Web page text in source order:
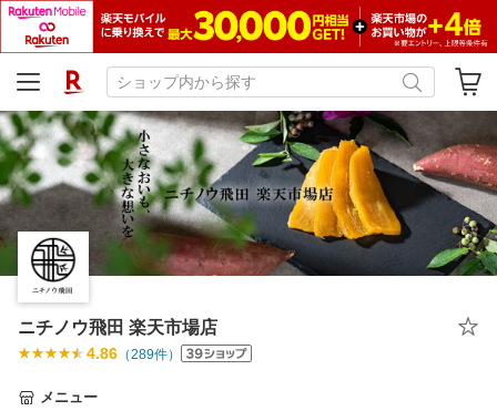
ニチノウ飛田 楽天市場店
4.86 （289件）
メニュー